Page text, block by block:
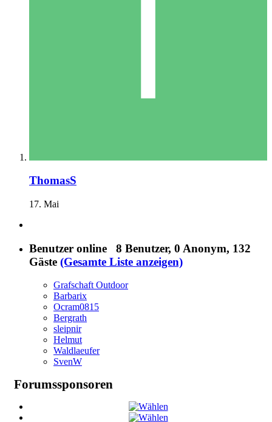
ThomasS
17. Mai
Benutzer online 8 Benutzer, 0 Anonym, 132
Gäste (Gesamte Liste anzeigen)
Grafschaft Outdoor
Barbarix
Ocram0815
Bergrath
sleipnir
Helmut
Waldlaeufer
SvenW
Forumssponsoren